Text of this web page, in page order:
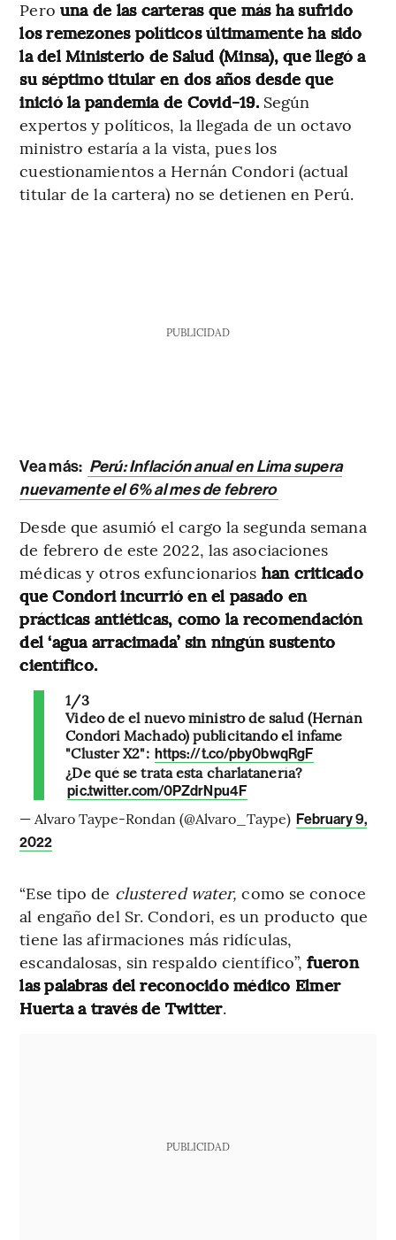
Pero una de las carteras que más ha sufrido
los remezones políticos últimamente ha sido
la del Ministerio de Salud (Minsa), que llegó a
su séptimo titular en dos años desde que
inició la pandemia de Covid-19. Según
expertos y políticos, la llegada de un octavo
ministro estaría a la vista, pues los
cuestionamientos a Hernán Condori (actual
titular de la cartera) no se detienen en Perú.
PUBLICIDAD
Vea más: Perú: Inflación anual en Lima supera
nuevamente el 6% al mes de febrero
Desde que asumió el cargo la segunda semana
de febrero de este 2022, las asociaciones
médicas y otros exfuncionarios han criticado
que Condori incurrió en el pasado en
prácticas antiéticas, como la recomendación
del ‘agua arracimada’ sin ningún sustento
científico.
1/3
Video de el nuevo ministro de salud (Hernán
Condori Machado) publicitando el infame
"Cluster X2": https://t.co/pby0bwqRgF
¿De qué se trata esta charlatanería?
pic.twitter.com/0PZdrNpu4F
— Alvaro Taype-Rondan (@Alvaro_Taype) February 9,
2022
“Ese tipo de clustered water, como se conoce
al engaño del Sr. Condori, es un producto que
tiene las afirmaciones más ridículas,
escandalosas, sin respaldo científico”,fueron
las palabras del reconocido médico Elmer
Huerta a través de Twitter.
PUBLICIDAD